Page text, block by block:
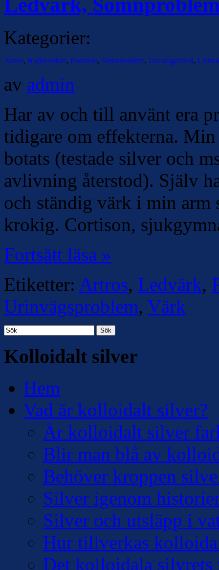
Ledvärk,
Kategorier:
Artros, Hudproblem, Psoriasis, Sömnproblem, Uncategorized,
av admin
Har av och till använt era
tidigare om effekterna.
botats (testade silver och
avlivning återstod). Själv
och ständig värk i min
krokig. Cortison,
Fortsätt läsa »
Etiketter: Artros, Ledvärk,
Urinvägsproblem, Värk
Sök
Kolloidalt silver
Hem
Vad är kolloidalt silver?
Är kolloidalt silver
Blir man blå av
Behöver kroppen
Silver igenom
Silver och utsläpp i
Hur tillverkas
Det kolloidala silvrets